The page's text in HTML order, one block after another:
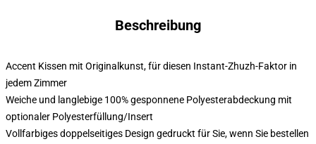
Beschreibung
Accent Kissen mit Originalkunst, für diesen Instant-Zhuzh-Faktor in
jedem Zimmer
Weiche und langlebige 100% gesponnene Polyesterabdeckung mit
optionaler Polyesterfüllung/Insert
Vollfarbiges doppelseitiges Design gedruckt für Sie, wenn Sie bestellen